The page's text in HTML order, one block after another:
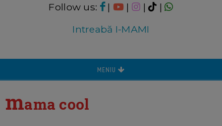
Follow us: | | |
|
Intreabă I-MAMI
MENIU
mama cool